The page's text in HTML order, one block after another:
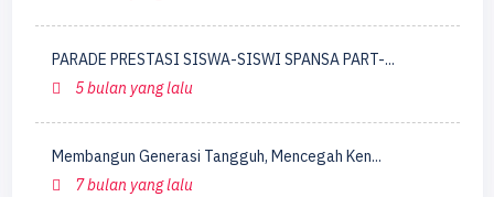
PARADE PRESTASI SISWA-SISWI SPANSA PART-...
5 bulan yang lalu
Membangun Generasi Tangguh, Mencegah Ken...
7 bulan yang lalu